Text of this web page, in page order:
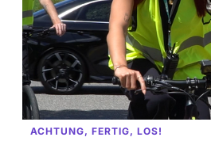
ACHTUNG, FERTIG, LOS!